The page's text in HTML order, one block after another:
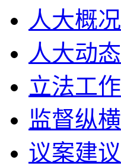
人大概况
人大动态
立法工作
监督纵横
议案建议